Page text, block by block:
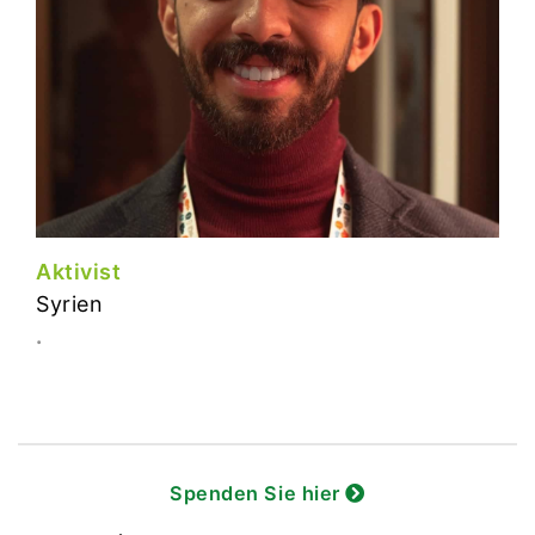
Aktivist
Syrien
.
Spenden Sie hier